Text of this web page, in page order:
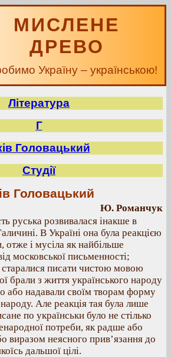
МИСЛЕНЕ
ДРЕВО
Україну – українською!
Література
Г
Головацький
Студії
Головацький
Ю. Романчук
руська розвивалася інакше в
В Україні она була реакцією
і мусіла як найбільше
московської письменності;
старалися писати чистою мовою
брали з життя українського народу
або надавали своїм творам форму
Але реакція тая була лише
по українськи було не стілько
потреби, як радше або
виразом неясного прив’язання до
дальшої цілі.